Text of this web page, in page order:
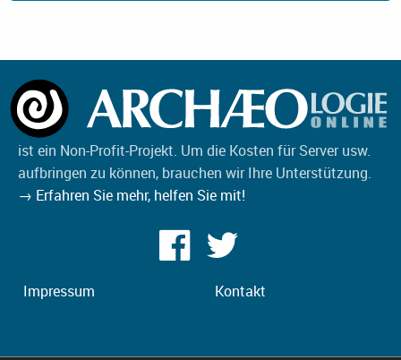
ist ein Non-Profit-Projekt. Um die Kosten für Server usw.
aufbringen zu können, brauchen wir Ihre Unterstützung.
→ Erfahren Sie mehr, helfen Sie mit!
Impressum Kontakt